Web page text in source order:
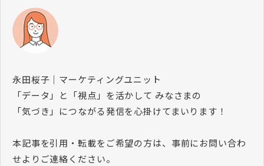
永田桜子｜マーケティングユニット
「データ」と「視点」を活かして みなさまの
「気づき」につながる発信を心掛けてまいります！
本記事を引用・転載をご希望の方は、事前にお問い合わ
せよりご連絡ください。